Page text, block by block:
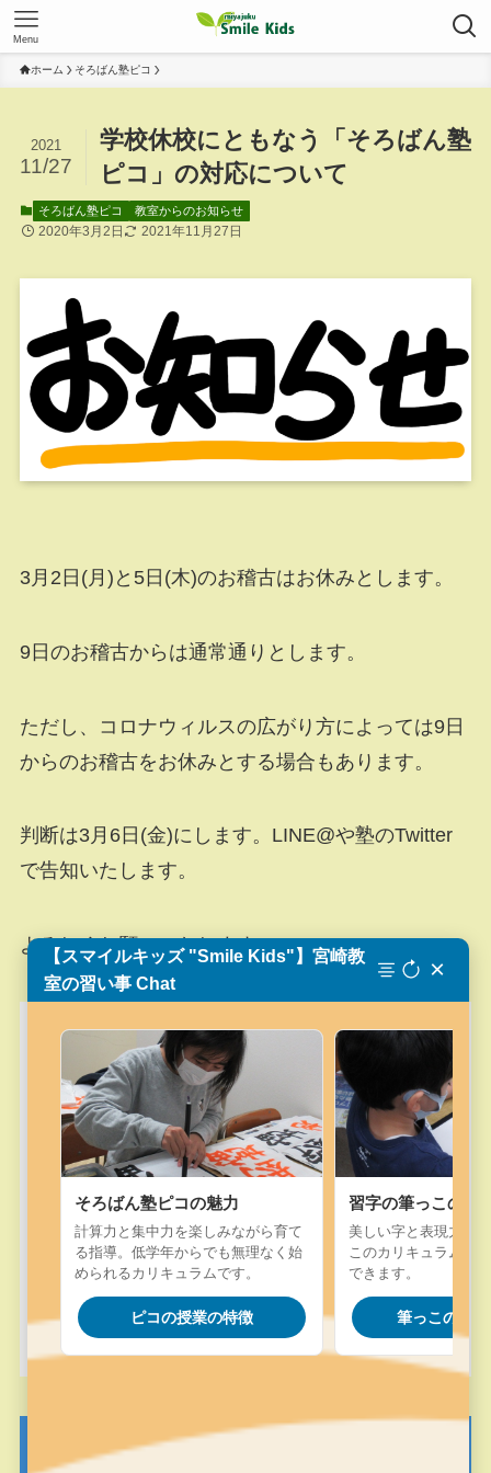
Menu
ホーム そろばん塾ピコ
学校休校にともなう「そろばん塾
ピコ」の対応について
2021
11/27
そろばん塾ピコ 教室からのお知らせ
2020年3月2日 2021年11月27日
3月2日(月)と5日(木)のお稽古はお休みとします。
9日のお稽古からは通常通りとします。
ただし、コロナウィルスの広がり方によっては9日
からのお稽古をお休みとする場合もあります。
判断は3月6日(金)にします。LINE@や塾のTwitter
で告知いたします。
よろしくお願いいたします。
スマイルキッズの各クラスに在籍する生徒
さんの家庭学習支援のためにmiyajukuの家
スタディシステムのうち「ビット・キャン
パス」を無償で提供します。ビット・キャ
ンパスは難易度別にドリル演習を進めてい
くICT教材です。IDとパスワード、使い方に
ついてはLINE@でお問い合わせいただけれ
ばすぐに発行させていただきます。ただ
し、小4から小6までです。
【スマイルキッズ "Smile Kids"】宮崎教
室の習い事 Chat
×
そろばん塾ピコの魅力
計算力と集中力を楽しみながら育て
る指導。低学年からでも無理なく始
められるカリキュラムです。
ピコの授業の特徴
習字の筆っこの魅
美しい字と表現力を
このカリキュラム。
できます。
筆っこの授